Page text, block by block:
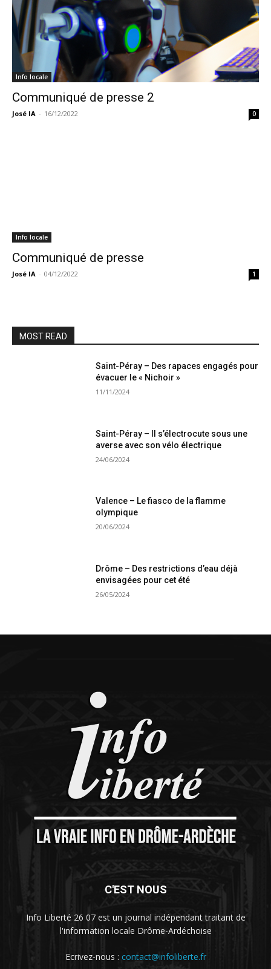
Info locale
Communiqué de presse 2
José IA - 16/12/2022 0
Info locale
Communiqué de presse
José IA - 04/12/2022 1
MOST READ
Saint-Péray – Des rapaces engagés pour
évacuer le « Nichoir »
11/11/2024
Saint-Péray – Il s’électrocute sous une
averse avec son vélo électrique
24/06/2024
Valence – Le fiasco de la flamme
olympique
20/06/2024
Drôme – Des restrictions d’eau déjà
envisagées pour cet été
26/05/2024
C'EST NOUS
Info Liberté 26 07 est un journal indépendant traitant de
l'information locale Drôme-Ardéchoise
Ecrivez-nous : contact@infoliberte.fr